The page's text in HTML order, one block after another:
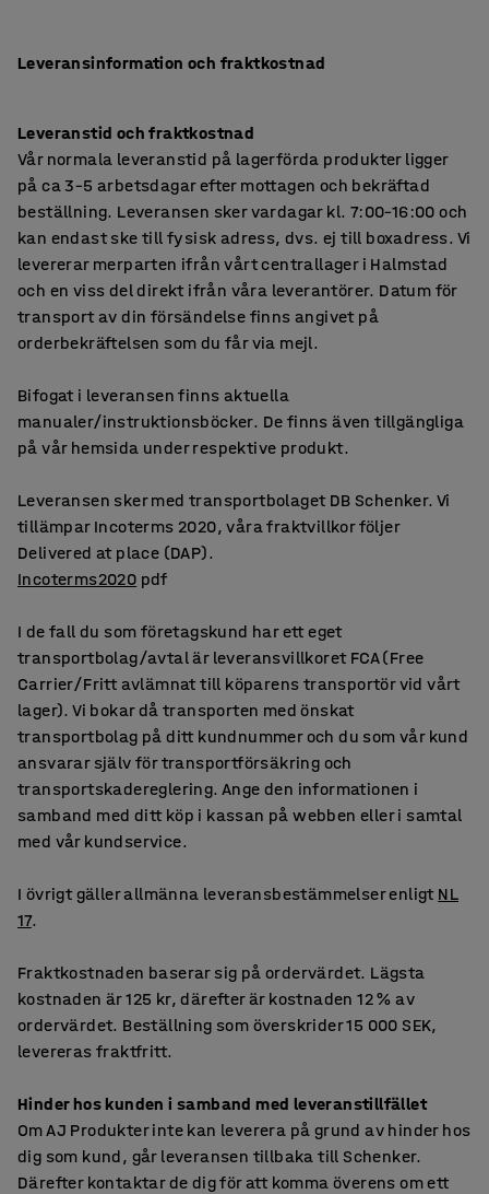
Leveransinformation och fraktkostnad
Leveranstid och fraktkostnad
Vår normala leveranstid på lagerförda produkter ligger
på ca 3–5 arbetsdagar efter mottagen och bekräftad
beställning. Leveransen sker vardagar kl. 7:00–16:00 och
kan endast ske till fysisk adress, dvs. ej till boxadress. Vi
levererar merparten ifrån vårt centrallager i Halmstad
och en viss del direkt ifrån våra leverantörer. Datum för
transport av din försändelse finns angivet på
orderbekräftelsen som du får via mejl.
Bifogat i leveransen finns aktuella
manualer/instruktionsböcker. De finns även tillgängliga
på vår hemsida under respektive produkt.
Leveransen sker med transportbolaget DB Schenker. Vi
tillämpar Incoterms 2020, våra fraktvillkor följer
Delivered at place (DAP).
Incoterms2020 pdf
I de fall du som företagskund har ett eget
transportbolag/avtal är leveransvillkoret FCA (Free
Carrier/Fritt avlämnat till köparens transportör vid vårt
lager). Vi bokar då transporten med önskat
transportbolag på ditt kundnummer och du som vår kund
ansvarar själv för transportförsäkring och
transportskadereglering. Ange den informationen i
samband med ditt köp i kassan på webben eller i samtal
med vår kundservice.
I övrigt gäller allmänna leveransbestämmelser enligt NL
17.
Fraktkostnaden baserar sig på ordervärdet. Lägsta
kostnaden är 125 kr, därefter är kostnaden 12 % av
ordervärdet. Beställning som överskrider 15 000 SEK,
levereras fraktfritt.
Hinder hos kunden i samband med leveranstillfället
Om AJ Produkter inte kan leverera på grund av hinder hos
dig som kund, går leveransen tillbaka till Schenker.
Därefter kontaktar de dig för att komma överens om ett